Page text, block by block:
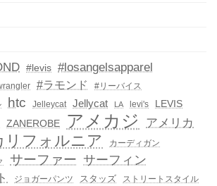
#levis #losangelsapparel
#ラモンド
#リーバイス
htc Jelleycat Jellycat LA levi's
LEVIS
ZANEROBE アメカジ アメリカ
リフォルニア カーディガン
サーファー サーフィン
ジョガーパンツ スタッズ ストリートスタイル